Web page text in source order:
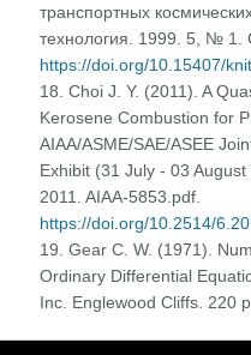
транспортных
технология. 1999. 5, № 1.
https://doi.org/10.15407/
18. Choi J. Y. (2011). A
Kerosene Combustion for
AIAA/ASME/SAE/ASEE
Exhibit (31 July - 03
2011. AIAA-5853.pdf.
https://doi.org/10.2514/
19. Gear C. W. (1971).
Ordinary Differential
Inc. Englewood Cliffs. 220 p.